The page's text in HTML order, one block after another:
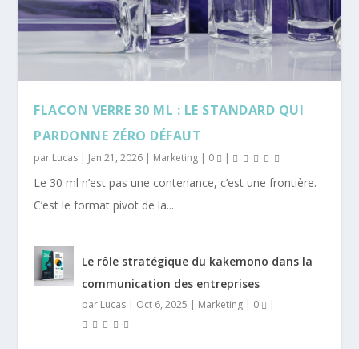
FLACON VERRE 30 ML : LE STANDARD QUI
PARDONNE ZÉRO DÉFAUT
par Lucas | Jan 21, 2026 | Marketing | 0 |
Le 30 ml n’est pas une contenance, c’est une frontière.
C’est le format pivot de la...
Le rôle stratégique du kakemono dans la
communication des entreprises
par Lucas | Oct 6, 2025 | Marketing | 0 |